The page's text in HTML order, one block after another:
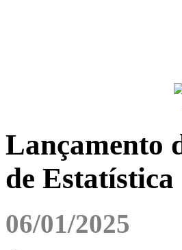
Lançamento
de Estatística
06/01/2025